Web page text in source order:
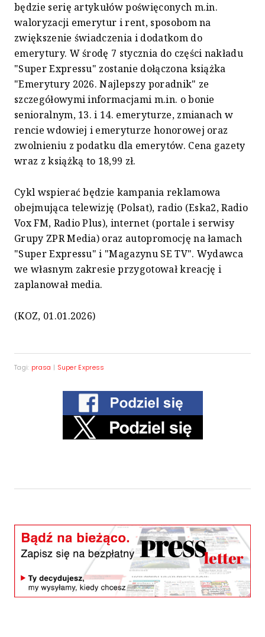
będzie serię artykułów poświęconych m.in.
waloryzacji emerytur i rent, sposobom na
zwiększenie świadczenia i dodatkom do
emerytury. W środę 7 stycznia do części nakładu
"Super Expressu" zostanie dołączona książka
"Emerytury 2026. Najlepszy poradnik" ze
szczegółowymi informacjami m.in. o bonie
senioralnym, 13. i 14. emeryturze, zmianach w
rencie wdowiej i emeryturze honorowej oraz
zwolnieniu z podatku dla emerytów. Cena gazety
wraz z książką to 18,99 zł.
Cykl wspierać będzie kampania reklamowa
obejmująca telewizję (Polsat), radio (Eska2, Radio
Vox FM, Radio Plus), internet (portale i serwisy
Grupy ZPR Media) oraz autopromocję na łamach
"Super Expressu" i "Magazynu SE TV". Wydawca
we własnym zakresie przygotował kreację i
zaplanował media.
(KOZ, 01.01.2026)
Tagi: prasa | Super Express